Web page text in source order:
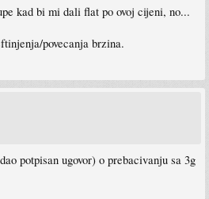
kad bi mi dali flat po ovoj cijeni, no...
povecanja brzina.
potpisan ugovor) o prebacivanju sa 3g